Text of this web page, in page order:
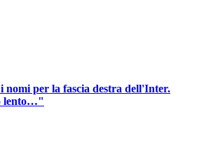
nomi per la fascia destra dell'Inter.
lento…"